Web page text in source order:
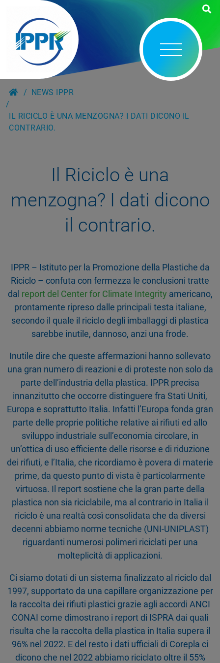
NEWS IPPR
IL RICICLO È UNA MENZOGNA? I DATI DICONO IL
CONTRARIO.
Il Riciclo è una
menzogna? I dati dicono
il contrario.
IPPR – Istituto per la Promozione della Plastiche da
Riciclo – confuta con fermezza le conclusioni tratte
dal report del Center for Climate Integrity americano,
prontamente ripreso dalle principali testa italiane,
secondo il quale il riciclo degli imballaggi di plastica
sarebbe inutile, dannoso, anzi una frode.
Inutile dire che queste affermazioni hanno sollevato
una gran numero di reazioni e di proteste non solo da
parte dell’industria della plastica. IPPR precisa
innanzitutto che occorre distinguere fra Stati Uniti,
Europa e soprattutto Italia. Infatti l’Europa fonda gran
parte delle proprie politiche relative ai rifiuti ed allo
sviluppo industriale sull’economia circolare, in
un’ottica di uso efficiente delle risorse e di riduzione
dei rifiuti, e l’Italia, che ricordiamo è povera di materie
prime, da questo punto di vista è particolarmente
virtuosa. Il report sostiene che la gran parte della
plastica non sia riciclabile, ma al contrario in Italia il
riciclo è una realtà così consolidata che da diversi
decenni abbiamo norme tecniche (UNI-UNIPLAST)
riguardanti numerosi polimeri riciclati per una
molteplicità di applicazioni.
Ci siamo dotati di un sistema finalizzato al riciclo dal
1997, supportato da una capillare organizzazione per
la raccolta dei rifiuti plastici grazie agli accordi ANCI
CONAI come dimostrano i report di ISPRA dai quali
risulta che la raccolta della plastica in Italia supera il
96% nel 2022. E del resto i dati ufficiali di Corepla ci
dicono che nel 2022 abbiamo riciclato oltre il 55%